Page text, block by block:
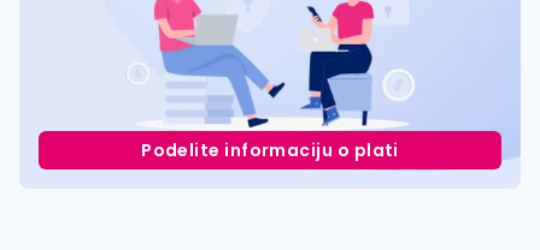
Podelite informaciju o plati